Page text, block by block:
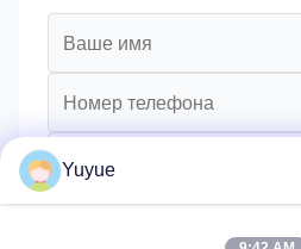
Yuyue